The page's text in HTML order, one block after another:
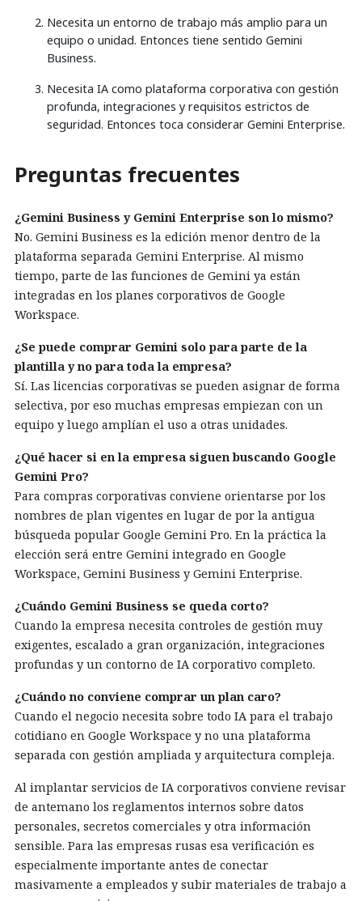
Necesita un entorno de trabajo más amplio para un
equipo o unidad. Entonces tiene sentido Gemini
Business.
Necesita IA como plataforma corporativa con gestión
profunda, integraciones y requisitos estrictos de
seguridad. Entonces toca considerar Gemini Enterprise.
Preguntas frecuentes
¿Gemini Business y Gemini Enterprise son lo mismo?
No. Gemini Business es la edición menor dentro de la
plataforma separada Gemini Enterprise. Al mismo
tiempo, parte de las funciones de Gemini ya están
integradas en los planes corporativos de Google
Workspace.
¿Se puede comprar Gemini solo para parte de la
plantilla y no para toda la empresa?
Sí. Las licencias corporativas se pueden asignar de forma
selectiva, por eso muchas empresas empiezan con un
equipo y luego amplían el uso a otras unidades.
¿Qué hacer si en la empresa siguen buscando Google
Gemini Pro?
Para compras corporativas conviene orientarse por los
nombres de plan vigentes en lugar de por la antigua
búsqueda popular Google Gemini Pro. En la práctica la
elección será entre Gemini integrado en Google
Workspace, Gemini Business y Gemini Enterprise.
¿Cuándo Gemini Business se queda corto?
Cuando la empresa necesita controles de gestión muy
exigentes, escalado a gran organización, integraciones
profundas y un contorno de IA corporativo completo.
¿Cuándo no conviene comprar un plan caro?
Cuando el negocio necesita sobre todo IA para el trabajo
cotidiano en Google Workspace y no una plataforma
separada con gestión ampliada y arquitectura compleja.
Al implantar servicios de IA corporativos conviene revisar
de antemano los reglamentos internos sobre datos
personales, secretos comerciales y otra información
sensible. Para las empresas rusas esa verificación es
especialmente importante antes de conectar
masivamente a empleados y subir materiales de trabajo a